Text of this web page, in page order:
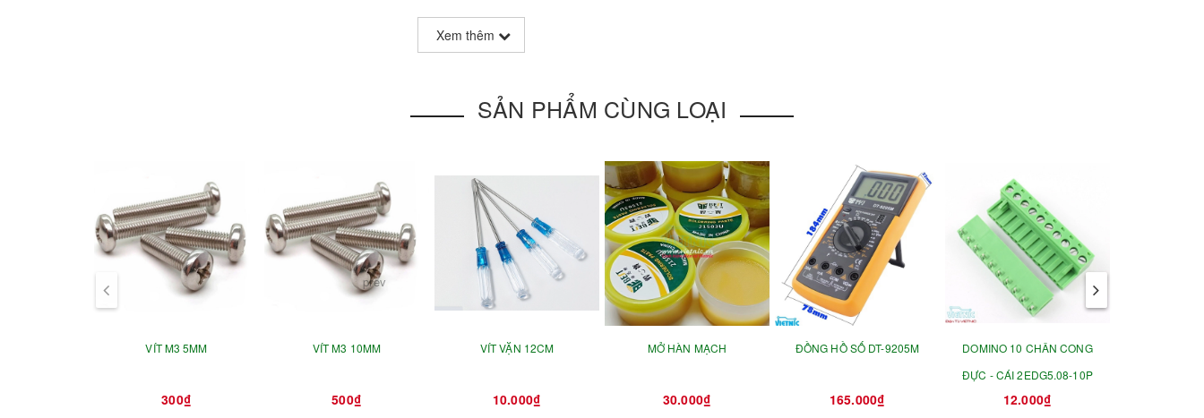
Xem thêm
SẢN PHẨM CÙNG LOẠI
VÍT M3 5MM
300₫
VÍT M3 10MM
500₫
VÍT VẶN 12CM
10.000₫
MỞ HÀN MẠCH
30.000₫
ĐỒNG HỒ SỐ DT-9205M
165.000₫
DOMINO 10 CHÂN CONG
ĐỰC - CÁI 2EDG5.08-10P
12.000₫
prev